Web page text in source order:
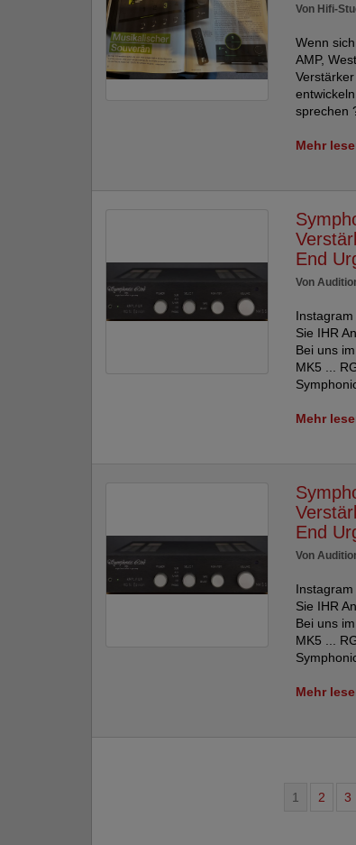
Von Hifi-
Wenn
AMP,
sprechen
Mehr
End
Von
Sie IHR
Bei uns
MK5 ...
Mehr
End
Von
Sie IHR
Bei uns
MK5 ...
Mehr
1 2 3